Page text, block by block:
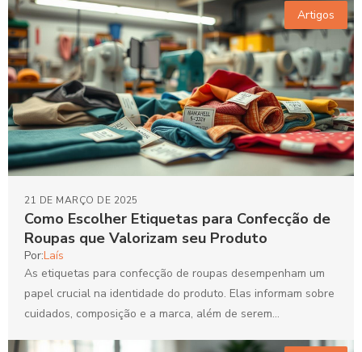
Artigos
Como Escolher Etiquetas para Confecção de
Roupas que Valorizam seu Produto
21 DE MARÇO DE 2025
Por:Laís
As etiquetas para confecção de roupas desempenham um
papel crucial na identidade do produto. Elas informam sobre
cuidados, composição e a marca, além de serem...